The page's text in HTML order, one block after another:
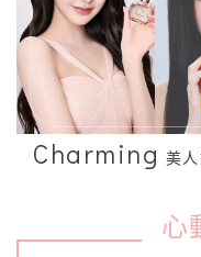
Charming 美
心